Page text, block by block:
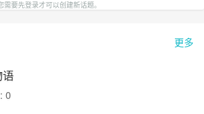
需要先登录才可以创建新话题。
更多
语
0